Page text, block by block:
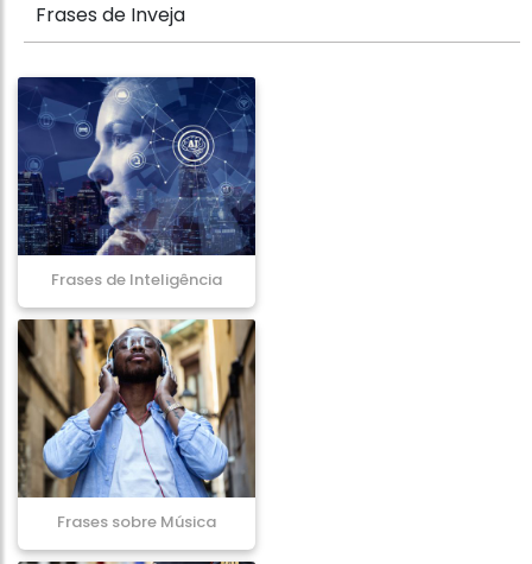
Frases de Inveja
Frases de Inteligência
Frases sobre Música